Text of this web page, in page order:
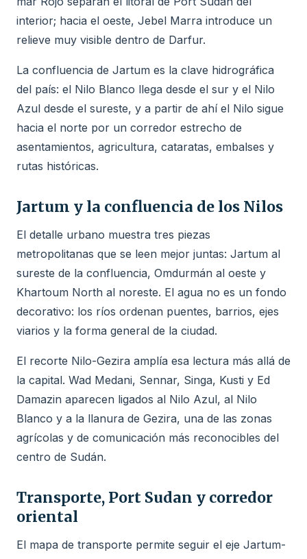
interior; hacia el oeste, Jebel Marra introduce un
relieve muy visible dentro de Darfur.
La confluencia de Jartum es la clave hidrográfica
del país: el Nilo Blanco llega desde el sur y el Nilo
Azul desde el sureste, y a partir de ahí el Nilo sigue
hacia el norte por un corredor estrecho de
asentamientos, agricultura, cataratas, embalses y
rutas históricas.
Jartum y la confluencia de los Nilos
El detalle urbano muestra tres piezas
metropolitanas que se leen mejor juntas: Jartum al
sureste de la confluencia, Omdurmán al oeste y
Khartoum North al noreste. El agua no es un fondo
decorativo: los ríos ordenan puentes, barrios, ejes
viarios y la forma general de la ciudad.
El recorte Nilo-Gezira amplía esa lectura más allá de
la capital. Wad Medani, Sennar, Singa, Kusti y Ed
Damazin aparecen ligados al Nilo Azul, al Nilo
Blanco y a la llanura de Gezira, una de las zonas
agrícolas y de comunicación más reconocibles del
centro de Sudán.
Transporte, Port Sudan y corredor
oriental
El mapa de transporte permite seguir el eje Jartum-